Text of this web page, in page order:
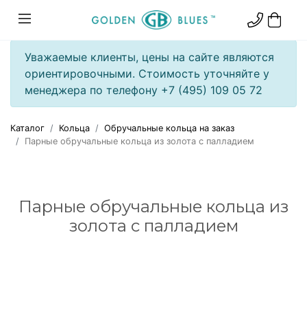
Уважаемые клиенты, цены на сайте являются
ориентировочными. Стоимость уточняйте у
менеджера по телефону +7 (495) 109 05 72
Каталог Кольца
Обручальные кольца на заказ
Парные обручальные кольца из золота с палладием
Парные обручальные кольца из
золота с палладием